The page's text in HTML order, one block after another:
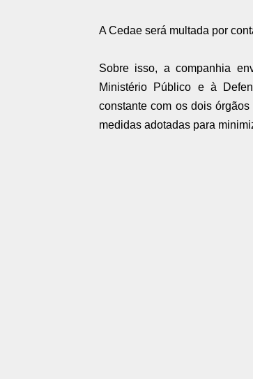
A Cedae será multada por
Sobre isso, a companhia
Ministério Público e à
constante com os dois
medidas adotadas para